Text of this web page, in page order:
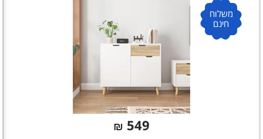
משלוח
חינם
549
₪